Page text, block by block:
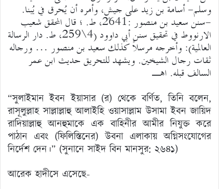
وسلم- أسامة بن زيد على جيشٍ، وأمره أن يُحرق في يُبنا.
-سنن سعيد بن منصور :2641، ط. ؛ قال المحقق شعيب
الارنووط في تحقيق سنن أبي داوود (4\259، ط. دار الرسالة
العالمية): وأخرجه مرسلاً كذلك سعيد بن منصور … ورجاله
ثقات رجال الشيخين. ويشهد للتحريق حديث ابن عمر
السالف قبله. اهـ
“সুলাইমান ইবন ইয়াসার (র) থেকে বর্ণিত, তিনি বলেন,
রাসূলুল্লাহ সাল্লাল্লাহু আলাইহি ওয়াসাল্লাম উসামা ইবন জায়িদ
রাদিয়াল্লাহু আনহুমাকে এক বাহিনীর আমীর নিযুক্ত করে
পাঠান এবং (ফিলিস্তিনের) উবনা এলাকায় অগ্নিসংযোগের
নির্দেশ দেন।” (সুনানে সাইদ বিন মানসুর: ২৬৪১)
আরেক হাদীসে এসেছে-